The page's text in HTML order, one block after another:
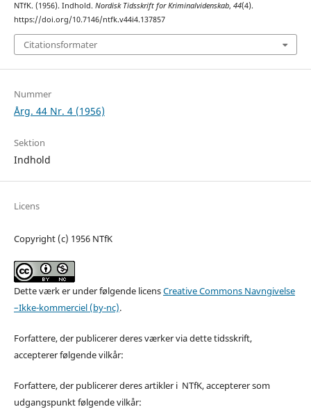
NTfK. (1956). Indhold. Nordisk Tidsskrift for Kriminalvidenskab, 44(4).
https://doi.org/10.7146/ntfk.v44i4.137857
Citationsformater
Nummer
Årg. 44 Nr. 4 (1956)
Sektion
Indhold
Licens
Copyright (c) 1956 NTfK
Dette værk er under følgende licensCreative Commons Navngivelse
–Ikke-kommerciel (by-nc).
Forfattere, der publicerer deres værker via dette tidsskrift,
accepterer følgende vilkår:
Forfattere, der publicerer deres artikler i NTfK, accepterer som
udgangspunkt følgende vilkår: